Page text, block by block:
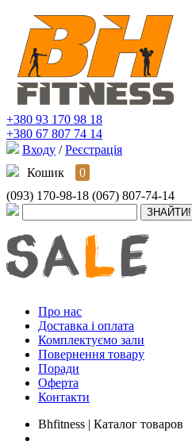
+380 93 170 98 18
+380 67 807 74 14
Входу / Реєстрація
Кошик
0
(093) 170-98-18 (067) 807-74-14
Про нас
Доставка і оплата
Комплектуємо зали
Повернення товару
Поради
Оферта
Контакти
Bhfitness | Каталог товаров